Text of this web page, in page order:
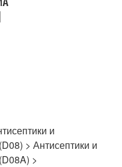
и
> Антисептики и
>